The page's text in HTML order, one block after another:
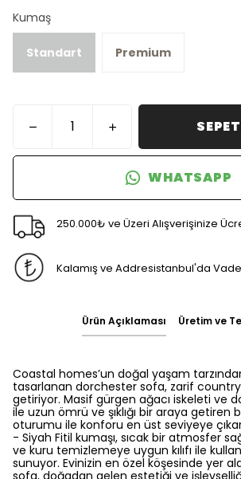
Kumaş
Standart Premium
WHATSAPP
250.000₺ ve Üzeri Alışverişinize
Kalamış ve Addresistanbul'da Vade
Ürün Açıklaması Üretim ve
Coastal homes’un doğal yaşam
tasarlanan dorchester sofa, zarif
getiriyor. Masif gürgen ağacı iskeleti ve
ile uzun ömrü ve şıklığı bir araya getiren
oturumu ile konforu en üst seviyeye
- Siyah Fitil kumaşı, sıcak bir atmosfer
ve kuru temizlemeye uygun kılıfı ile
sunuyor. Evinizin en özel köşesinde yer
sofa, doğadan gelen estetiği ve